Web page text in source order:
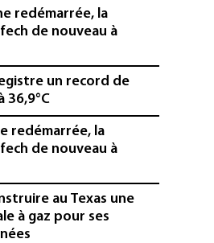
redémarrée, la
de nouveau à
un record de
36,9°C
redémarrée, la
de nouveau à
au Texas une
à gaz pour ses